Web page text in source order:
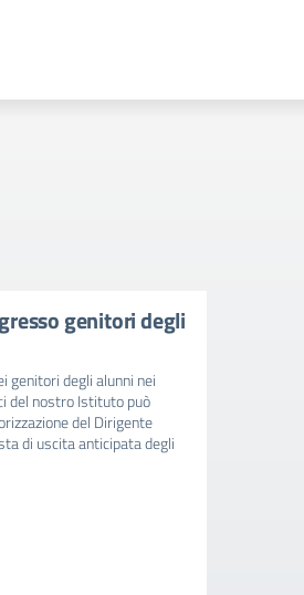
genitori degli
genitori degli alunni nei
del nostro Istituto può
del Dirigente
di uscita anticipata degli